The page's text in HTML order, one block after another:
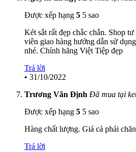
Được xếp hạng 5 5 sao
Két sắt rất đẹp chắc chắn. Shop
viên giao hàng hướng dẫn sử
nhé. Chính hãng Việt Tiệp đẹp
Trả lời
• 31/10/2022
Trương Văn Định Đã mua tại
Được xếp hạng 5 5 sao
Hàng chất lượng. Giá cả phải
Trả lời